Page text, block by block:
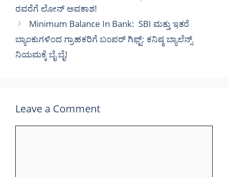
ರವರೆಗೆ ಲೋನ್ ಅವಕಾಶ!
Minimum Balance In Bank: SBI ಮತ್ತು ಇತರೆ
ಬ್ಯಾಂಕುಗಳಿಂದ ಗ್ರಾಹಕರಿಗೆ ಬಂಪರ್ ಗಿಫ್ಟ್: ಕನಿಷ್ಠ ಬ್ಯಾಲೆನ್ಸ್
ನಿಯಮಕ್ಕೆ ಬೈ ಬೈ!
Leave a Comment